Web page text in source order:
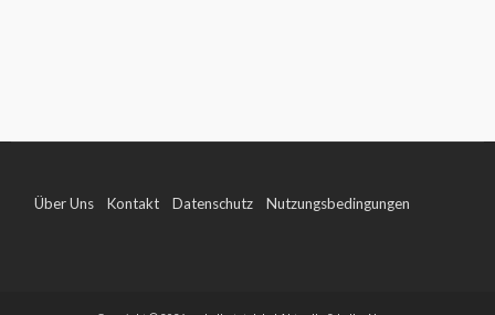
Über Uns Kontakt Datenschutz Nutzungsbedingungen